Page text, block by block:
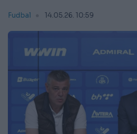
Fudbal 14.05.26. 10:59